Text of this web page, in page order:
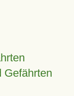
Gefährten